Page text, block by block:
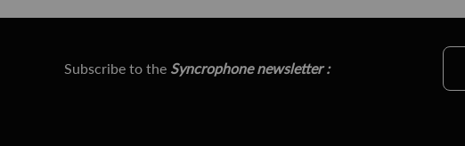
Subscribe to the Syncrophone newsletter :